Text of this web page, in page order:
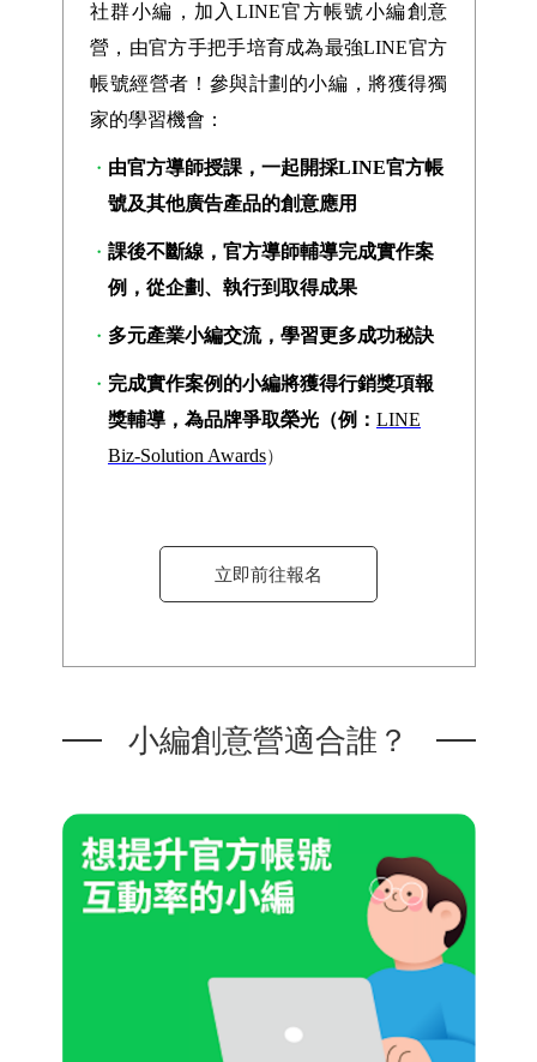
社群小編，加入LINE官方帳號小編創意
營，由官方手把手培育成為最強LINE官方
帳號經營者！參與計劃的小編，將獲得獨
家的學習機會：
由官方導師授課，一起開採LINE官方帳
號及其他廣告產品的創意應用
課後不斷線，官方導師輔導完成實作案
例，從企劃、執行到取得成果
多元產業小編交流，學習更多成功秘訣
完成實作案例的小編將獲得行銷獎項報
獎輔導，為品牌爭取榮光（例： LINE
Biz-Solution Awards）
立即前往報名
小編創意營適合誰？